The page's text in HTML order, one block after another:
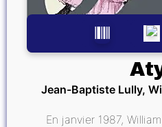
Jean-Baptiste Lully,
En janvier 1987,